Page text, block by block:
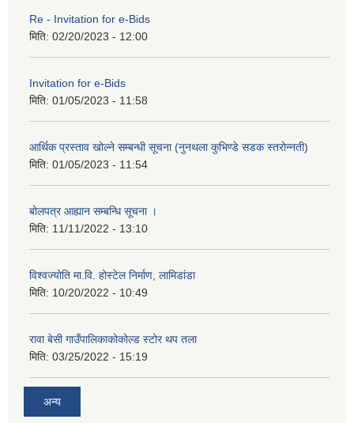
Re - Invitation for e-Bids
मिति: 02/20/2023 - 12:00
Invitation for e-Bids
मिति: 01/05/2023 - 11:58
आर्थिक प्रस्ताव खोल्ने सम्बन्धी सूचना (नुनथला कुभिण्डे सडक स्तरोन्नती)
मिति: 01/05/2023 - 11:54
बोलपत्र आह्यान सम्बन्धि सूचना ।
मिति: 11/11/2022 - 13:10
विश्वज्योति मा.वि. होस्टेल निर्माण, लामिडांडा
मिति: 10/20/2022 - 10:49
रावा बेसी गाउँपालिकाकोकोल्ड स्टोर थप तला
मिति: 03/25/2022 - 15:19
अन्य